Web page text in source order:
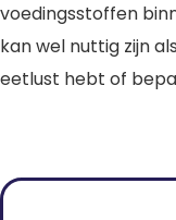
voedingsstoffen
kan wel nuttig zijn
eetlust hebt of